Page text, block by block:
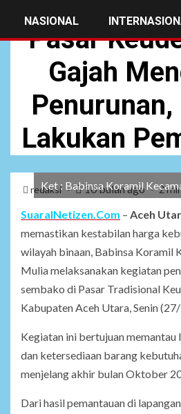
NASIONAL
Pasar
Gajah
Lakukan
redaksi 10 bulan ago 2
Ket : Babinsa Koramil
SuaraINetizen.Com – Aceh
memastikan kestabilan harga
wilayah binaan, Babinsa Koramil
Mulia melaksanakan kegiatan
sembako di Pasar Tradisional
Kabupaten Aceh Utara, Senin
Kegiatan ini bertujuan memantau
dan ketersediaan barang
menjelang akhir bulan Oktober
Dari hasil pemantauan di